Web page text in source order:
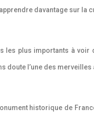
davantage sur la
les plus importants à
doute l’une des
historique de